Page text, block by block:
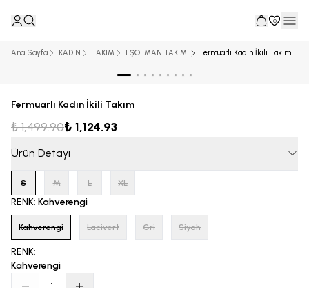
0
Ana Sayfa KADIN TAKIM EŞOFMAN TAKIMI Fermuarlı Kadın İkili Takım
Fermuarlı Kadın İkili Takım
₺ 1,499.90₺ 1,124.93
Ürün Detayı
S M L XL
RENK: Kahverengi
Kahverengi Lacivert Gri Siyah
RENK:
Kahverengi